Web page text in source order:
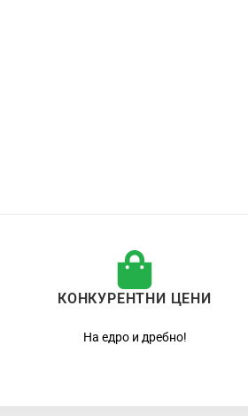
КОНКУРЕНТНИ ЦЕНИ
На едро и дребно!